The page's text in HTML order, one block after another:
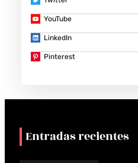
YouTube
LinkedIn
Pinterest
Entradas recientes